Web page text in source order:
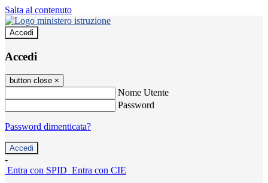
Salta al contenuto
Accedi
Accedi
button close ×
Nome Utente
Password
Password dimenticata?
-
Entra con SPID Entra con CIE